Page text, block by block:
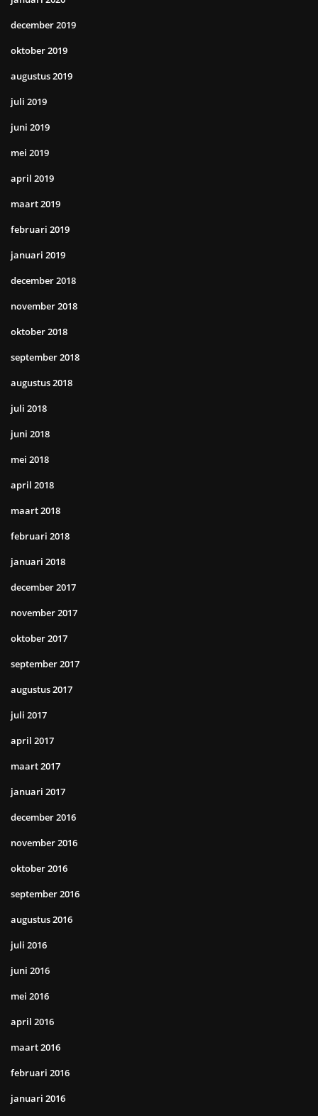
december 2019
oktober 2019
augustus 2019
juli 2019
juni 2019
mei 2019
april 2019
maart 2019
februari 2019
januari 2019
december 2018
november 2018
oktober 2018
september 2018
augustus 2018
juli 2018
juni 2018
mei 2018
april 2018
maart 2018
februari 2018
januari 2018
december 2017
november 2017
oktober 2017
september 2017
augustus 2017
juli 2017
april 2017
maart 2017
januari 2017
december 2016
november 2016
oktober 2016
september 2016
augustus 2016
juli 2016
juni 2016
mei 2016
april 2016
maart 2016
februari 2016
januari 2016